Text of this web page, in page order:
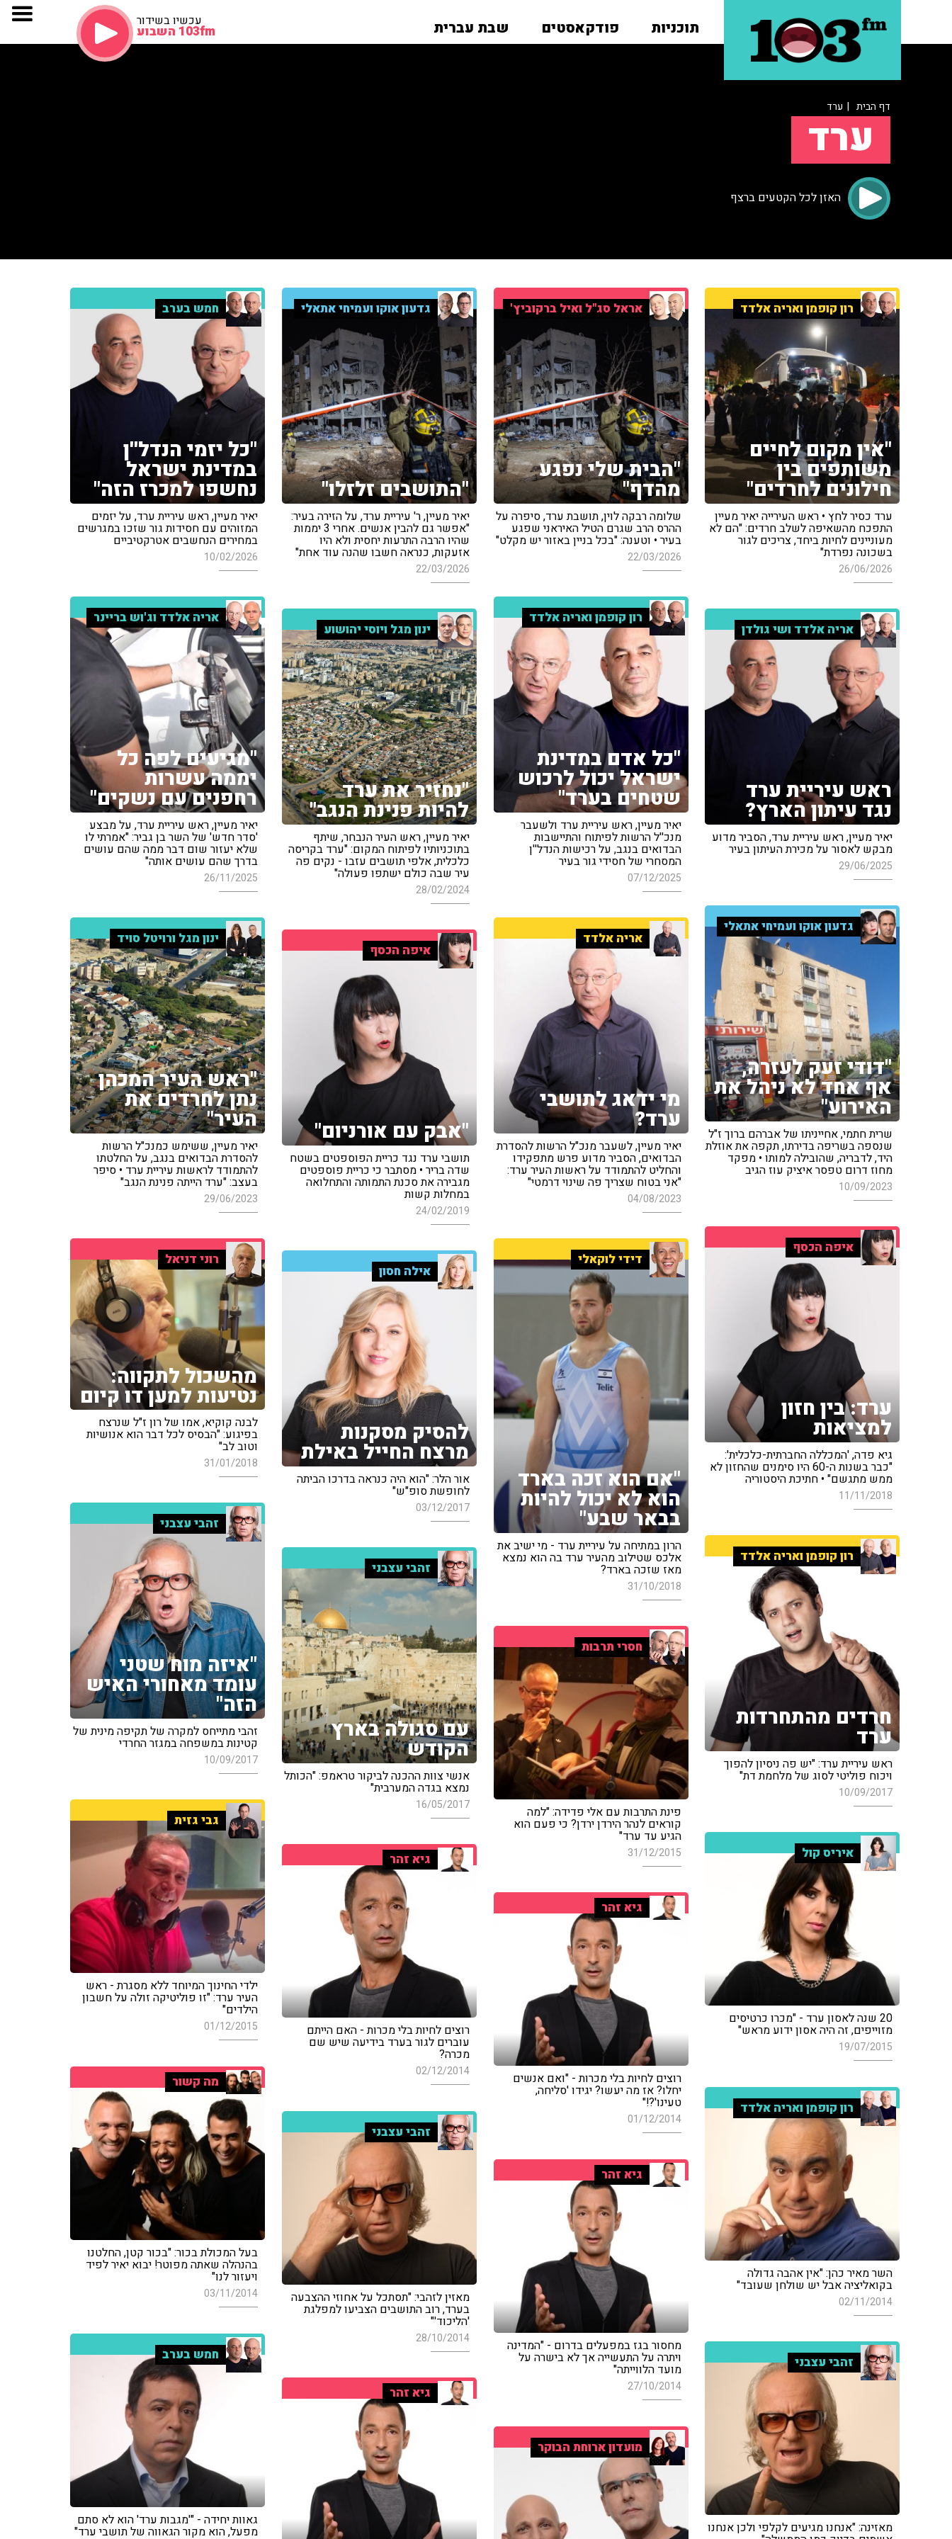
תוכניות פודקאסטים שבת עברית עכשיו בשידור
103fm השבוע
דף הבית | ערד
ערד
האזן לכל הקטעים ברצף
רון קופמן ואריה אלדד
"אין מקום לחיים
משותפים בין
חילונים לחרדים"
ערד כסיר לחץ • ראש העירייה יאיר מעיין
התפכח מהשאיפה לשלב חרדים: "הם לא
מעוניינים לחיות ביחד, צריכים לגור
בשכונה נפרדת"
26/06/2026
אראל סג"ל ואיל ברקוביץ'
"הבית שלי נפגע
מהדף"
שלומה רבקה לוין, תושבת ערד, סיפרה על
ההרס הרב שגרם הטיל האיראני שפגע
בעיר • וטענה: "בכל בניין באזור יש מקלט"
22/03/2026
גדעון אוקו ועמיחי אתאלי
"התושבים זלזלו"
יאיר מעיין, ר' עיריית ערד, על הזירה בעיר:
"אפשר גם להבין אנשים. אחרי 3 יממות
שהיו הרבה התרעות יחסית ולא היו
אזעקות, כנראה חשבו שהנה עוד אחת"
22/03/2026
חמש בערב
"כל יזמי הנדל''ן
במדינת ישראל
נחשפו למכרז הזה"
יאיר מעיין, ראש עיריית ערד, על יזמים
המזוהים עם חסידות גור שזכו במגרשים
במחירים הנחשבים אטרקטיביים
10/02/2026
רון קופמן ואריה אלדד
"כל אדם במדינת
ישראל יכול לרכוש
שטחים בערד"
יאיר מעיין, ראש עיריית ערד ולשעבר
מנכ''ל הרשות לפיתוח והתיישבות
הבדואים בנגב, על רכישות הנדל''ן
המסחרי של חסידי גור בעיר
07/12/2025
אריה אלדד וג'וש בריינר
"מגיעים לפה כל
יממה עשרות
רחפנים עם נשקים"
יאיר מעיין, ראש עיריית ערד, על מבצע
'סדר חדש' של השר בן גביר: "אמרתי לו
שלא יעזור שום דבר ממה שהם עושים
בדרך שהם עושים אותה"
26/11/2025
אריה אלדד ושי גולדן
ראש עיריית ערד
נגד עיתון הארץ?
יאיר מעיין, ראש עיריית ערד, הסביר מדוע
מבקש לאסור על מכירת העיתון בעיר
29/06/2025
ינון מגל ויוסי יהושוע
"נחזיר את ערד
להיות פנינת הנגב"
יאיר מעיין, ראש העיר הנבחר, שיתף
בתוכניותיו לפיתוח המקום: "ערד בקריסה
כלכלית, אלפי תושבים עזבו - נקים פה
עיר שבה כולם ישתפו פעולה"
28/02/2024
גדעון אוקו ועמיחי אתאלי
"דודי זעק לעזרה,
אף אחד לא ניהל את
האירוע"
שרית חתמי, אחייניתו של אברהם ברוך ז"ל
שנספה בשריפה בדירתו, תקפה את אוזלת
היד, לדבריה, שהובילה למותו • מפקד
מחוז דרום טפסר איציק עוז הגיב
10/09/2023
אריה אלדד
מי ידאג לתושבי
ערד?
יאיר מעיין, לשעבר מנכ"ל הרשות להסדרת
הבדואים, הסביר מדוע פרש מתפקידו
והחליט להתמודד על ראשות העיר ערד:
"אני בטוח שצריך פה שינוי דרמטי"
04/08/2023
ינון מגל ורויטל סויד
"ראש העיר המכהן
נתן לחרדים את
העיר"
יאיר מעיין, ששימש כמנכ"ל הרשות
להסדרת הבדואים בנגב, על החלטתו
להתמודד לראשות עיריית ערד • סיפר
בעצב: "ערד הייתה פנינת הנגב"
29/06/2023
איפה הכסף
"אבק עם אורניום"
תושבי ערד נגד כריית הפוספטים בשטח
שדה בריר • מסתבר כי כריית פוספטים
מגבירה את סכנת התמותה והתחלואה
במחלות קשות
24/02/2019
איפה הכסף
ערד: בין חזון
למציאות
גיא פדה, 'המכללה החברתית-כלכלית':
"כבר בשנות ה-60 היו סימנים שהחזון לא
ממש מתגשם" • חתיכת היסטוריה
11/11/2018
דידי לוקאלי
"אם הוא זכה בארד
הוא לא יכול להיות
בבאר שבע"
הרון במתיחה על עיריית ערד - מי ישיב את
אלכס שטילוב מהעיר ערד בה הוא נמצא
מאז שזכה בארד?
31/10/2018
רוני דניאל
מהשכול לתקווה:
נטיעות למען דו קיום
לבנה קוקיא, אמו של רון ז"ל שנרצח
בפיגוע: "הבסיס לכל דבר הוא אנושיות
וטוב לב"
31/01/2018
אילה חסון
להסיק מסקנות
מרצח החייל באילת
אור הלר: "הוא היה כנראה בדרכו הביתה
לחופשת סופ"ש"
03/12/2017
זהבי עצבני
"איזה מוח שטני
עומד מאחורי האיש
הזה"
זהבי מתייחס למקרה של תקיפה מינית של
קטינות במשפחה במגזר החרדי
10/09/2017
רון קופמן ואריה אלדד
חרדים מהתחרדות
ערד
ראש עיריית ערד: "יש פה ניסיון להפוך
ויכוח פוליטי לסוג של מלחמת דת"
10/09/2017
זהבי עצבני
עם סגולה בארץ
הקודש
אנשי צוות ההכנה לביקור טראמפ: "הכותל
נמצא בגדה המערבית"
16/05/2017
חסרי תרבות
פינת התרבות עם אלי פדידה: "למה
קוראים לנהר הירדן ירדן? כי פעם הוא
הגיע עד ערד"
31/12/2015
גבי גזית
ילדי החינוך המיוחד ללא מסגרת - ראש
העיר ערד: "זו פוליטיקה זולה על חשבון
הילדים"
01/12/2015
איריס קול
20 שנה לאסון ערד - "מכרו כרטיסים
מזוייפים, זה היה אסון ידוע מראש"
19/07/2015
גיא זהר
רוצים לחיות בלי מכרות - האם הייתם
עוברים לגור בערד בידיעה שיש שם
מכרה?
02/12/2014
גיא זהר
רוצים לחיות בלי מכרות - "ואם אנשים
יחלו? אז מה יעשו? יגידו 'סליחה,
טעינו'?!"
01/12/2014
מה קשור
בעל המכולת בכור: "בכור קטן, החלטנו
בהנהלה שאתה מפוטר! יבוא יאיר לפיד
ויעזור לנו"
03/11/2014
רון קופמן ואריה אלדד
השר מאיר כהן: "אין אהבה גדולה
בקואליציה אבל יש שולחן שעובד"
02/11/2014
זהבי עצבני
מאזין לזהבי: "תסתכל על אחוזי ההצבעה
בערד, רוב התושבים הצביעו למפלגת
'הליכוד'"
28/10/2014
גיא זהר
מחסור בגז במפעלים בדרום - "המדינה
ויתרה על התעשייה אך לא בישרה על
מועד הלווייתה"
27/10/2014
חמש בערב
גאוות יחידה - "'מגבות ערד' הוא לא סתם
מפעל, הוא מקור הגאווה של תושבי ערד"
זהבי עצבני
מאזינה: "אנחנו מגיעים לקלפי ולכן אנחנו
גיא זהר
מועדון ארוחת הבוקר